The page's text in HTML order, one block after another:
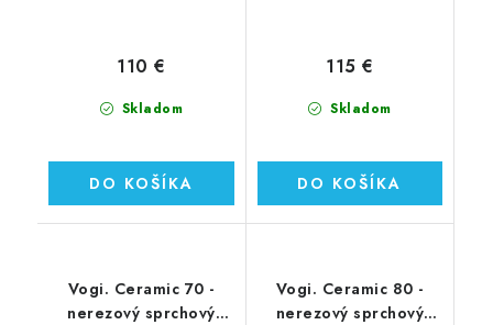
Skladom
110 €
DO KOŠÍKA
Skladom
115 €
DO KOŠÍKA
Vogi. Ceramic 70 -
nerezový sprchový
Vogi. Ceramic 80 -
nerezový sprchový